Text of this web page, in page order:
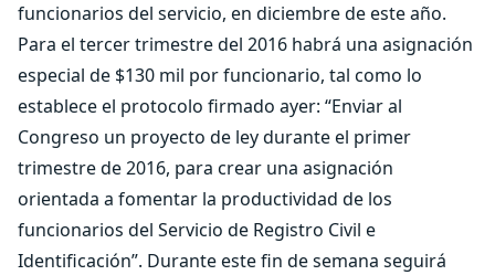
funcionarios del servicio, en diciembre de este año.
Para el tercer trimestre del 2016 habrá una asignación
especial de $130 mil por funcionario, tal como lo
establece el protocolo firmado ayer: “Enviar al
Congreso un proyecto de ley durante el primer
trimestre de 2016, para crear una asignación
orientada a fomentar la productividad de los
funcionarios del Servicio de Registro Civil e
Identificación”. Durante este fin de semana seguirá